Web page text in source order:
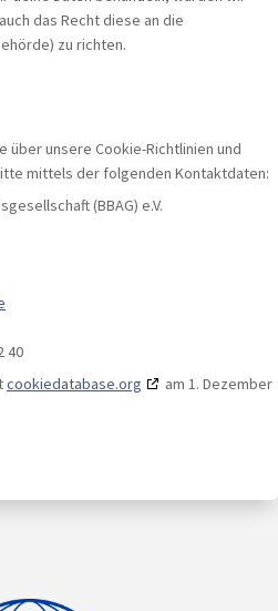
das Recht diese an die
zu richten.
über unsere Cookie-Richtlinien und
mittels der folgenden Kontaktdaten:
(BBAG) e.V.
40
cookiedatabase.org
am 1. Dezember